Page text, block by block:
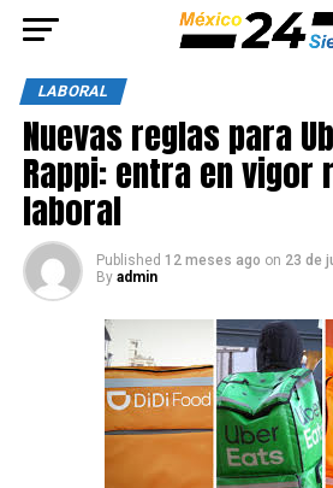
LABORAL
Nuevas reglas para
Rappi: entra en vigor
laboral
Published 12 meses ago on 23 de
By admin